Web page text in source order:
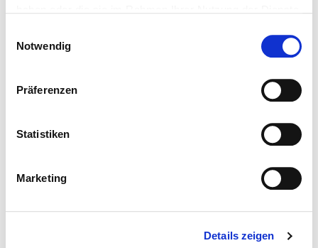
Notwendig
Präferenzen
Statistiken
Marketing
Details zeigen